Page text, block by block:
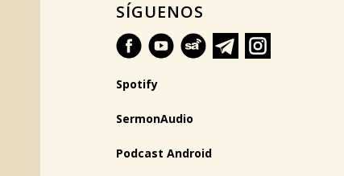
SÍGUENOS
Spotify
SermonAudio
Podcast Android